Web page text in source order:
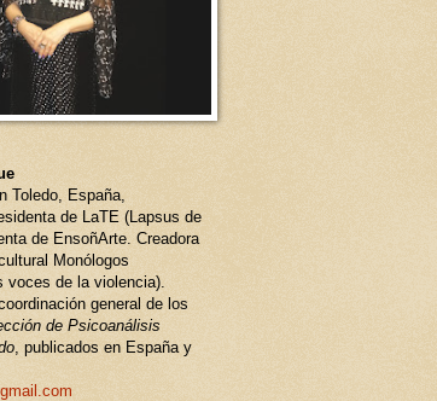
Toledo, España,
de LaTE (Lapsus de
de EnsoñArte. Creadora
Monólogos
voces de la violencia).
general de los
de Psicoanálisis
, publicados en España y